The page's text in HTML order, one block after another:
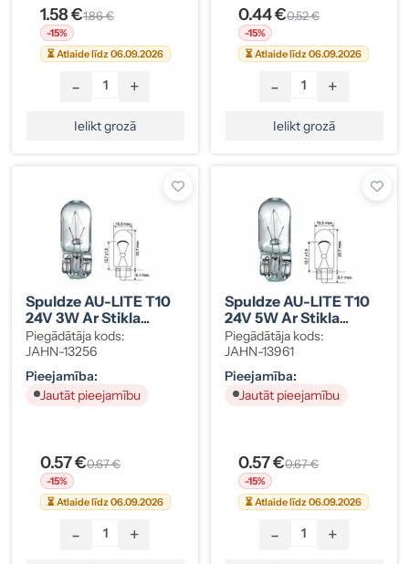
1.58 €1.86 €
-15%
⏳ Atlaide līdz 06.09.2026
- +
Ielikt grozā
0.44 €0.52 €
-15%
⏳ Atlaide līdz 06.09.2026
- +
Ielikt grozā
Spuldze AU-LITE T10
24V 3W Ar Stikla
Cokolu
Piegādātāja kods:
JAHN-13256
Pieejamība:
Jautāt pieejamību
0.57 €0.67 €
-15%
⏳ Atlaide līdz 06.09.2026
- +
Spuldze AU-LITE T10
24V 5W Ar Stikla
Cokolu
Piegādātāja kods:
JAHN-13961
Pieejamība:
Jautāt pieejamību
0.57 €0.67 €
-15%
⏳ Atlaide līdz 06.09.2026
- +